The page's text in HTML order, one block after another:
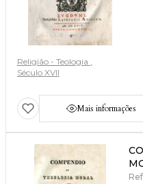
Religião - Teologia
Século XVII
Mais informações